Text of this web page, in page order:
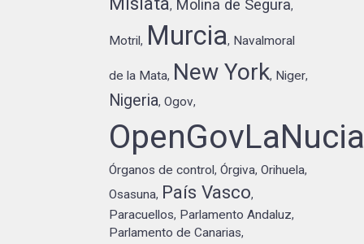
, Molina de Segura,
Motril, Murcia, Navalmoral
de la Mata, New York, Niger,
Nigeria,Ogov,
Órganos de control,Órgiva,Orihuela,
Osasuna, País Vasco,
Paracuellos, Parlamento Andaluz,
Parlamento de Canarias,